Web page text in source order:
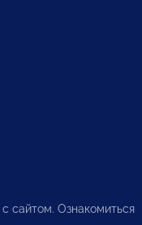
сайтом. Ознакомиться